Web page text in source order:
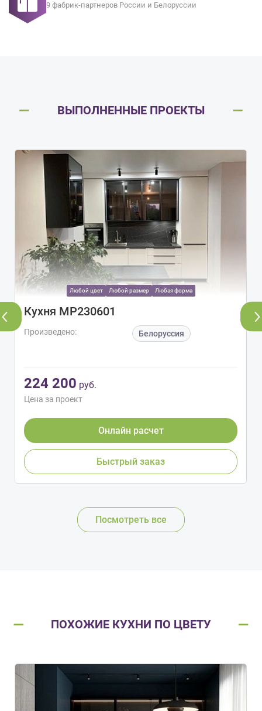
9 фабрик-партнеров России и Белоруссии
ВЫПОЛНЕННЫЕ ПРОЕКТЫ
Любой цвет Любой размер Любая форма
Кухня МР230601
Произведено: Белоруссия
224 200 руб.
Цена за проект
Онлайн расчет
Быстрый заказ
Посмотреть все
ПОХОЖИЕ КУХНИ ПО ЦВЕТУ